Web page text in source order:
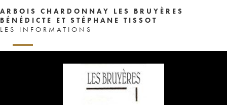
ARBOIS CHARDONNAY LES BRUYÈRES
BÉNÉDICTE ET STÉPHANE TISSOT
LES INFORMATIONS